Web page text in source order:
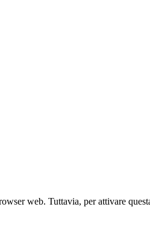
web. Tuttavia, per attivare